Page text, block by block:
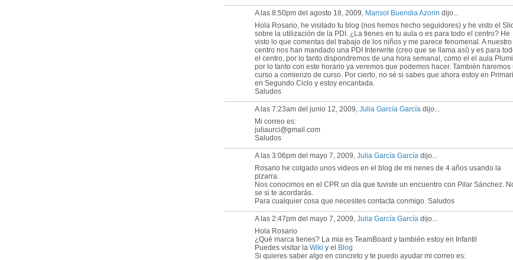
A las 8:50pm del agosto 18, 2009, Marisol Buendia Azorin dijo...
Hola Rosario, he visitado tu blog (nos hemos hecho seguidores) y he visto el
sobre la utilización de la PDI. ¿La tienes en tu aula o es para todo el centro? He
visto lo que comentas del trabajo de los niños y me parece fenomenal. A nuestro
centro nos han mandado una PDI Interwrite (creo que se llama así) y es para
el centro, por lo tanto dispondremos de una hora semanal, como el el aula
por lo tanto con este horario ya veremos que podemos hacer. También haremos
curso a comienzo de curso. Por cierto, no sé si sabes que ahora estoy en
en Segundo Ciclo y estoy encantada.
Saludos
A las 7:23am del junio 12, 2009, Julia García García dijo...
Mi correo es:
juliaurci@gmail.com
Saludos
A las 3:06pm del mayo 7, 2009, Julia García García dijo...
Rosario he colgado unos videos en el blog de mi nenes de 4 años usando la
pizarra.
Nos conocimos en el CPR un día que tuviste un encuentro con Pilar Sánchez.
se si te acordarás.
Para cualquier cosa que necesites contacta conmigo. Saludos
A las 2:47pm del mayo 7, 2009, Julia García García dijo...
Hola Rosario
¿Qué marca tienes? La mia es TeamBoard y también estoy en Infantil
Puedes visitar la Wiki y el Blog
Si quieres saber algo en concreto y te puedo ayudar mi correo es: